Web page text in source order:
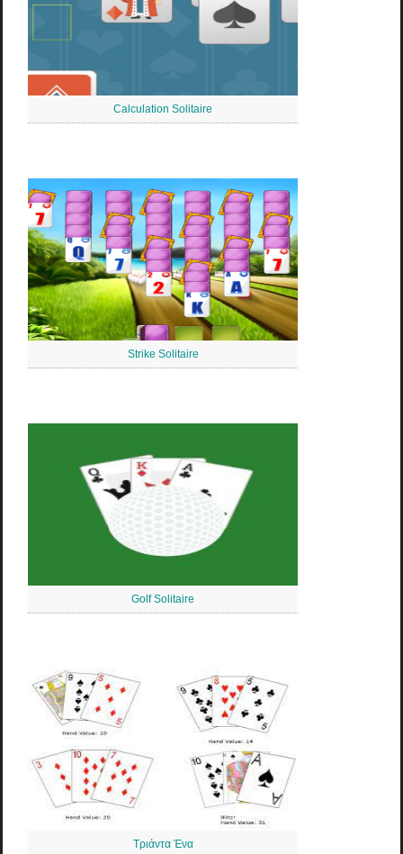
Calculation Solitaire
Strike Solitaire
Golf Solitaire
Τριάντα Ένα